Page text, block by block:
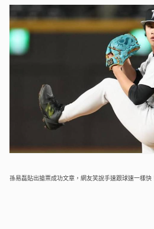
孫易磊貼出搶票成功文章，網友笑說手速跟球速一樣快